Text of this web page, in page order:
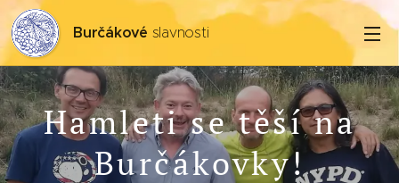
Burčákové slavnosti
Hamleti se těší na
Burčákovky!